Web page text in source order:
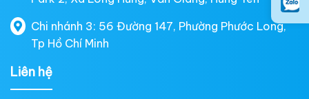
Chi nhánh 3: 56 Đường 147, Phường Phước Long,
Tp Hồ Chí Minh
Liên hệ